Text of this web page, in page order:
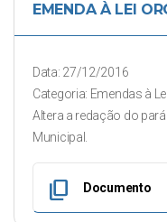
EMENDA À LEI
Data: 27/12/2016
Categoria: Emendas à
Altera a redação do
Municipal.
content_copy Documento